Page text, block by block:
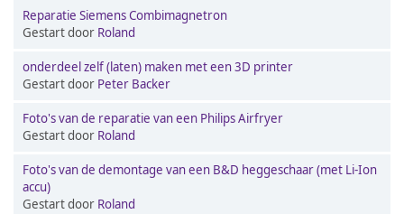
Reparatie Siemens Combimagnetron
Gestart door Roland
onderdeel zelf (laten) maken met een 3D printer
Gestart door Peter Backer
Foto's van de reparatie van een Philips Airfryer
Gestart door Roland
Foto's van de demontage van een B&D heggeschaar (met Li-Ion
accu)
Gestart door Roland